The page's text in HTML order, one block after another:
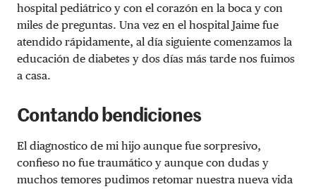
hospital pediátrico y con el corazón en la boca y con
miles de preguntas. Una vez en el hospital Jaime fue
atendido rápidamente, al día siguiente comenzamos la
educación de diabetes y dos días más tarde nos fuimos
a casa.
Contando bendiciones
El diagnostico de mi hijo aunque fue sorpresivo,
confieso no fue traumático y aunque con dudas y
muchos temores pudimos retomar nuestra nueva vida